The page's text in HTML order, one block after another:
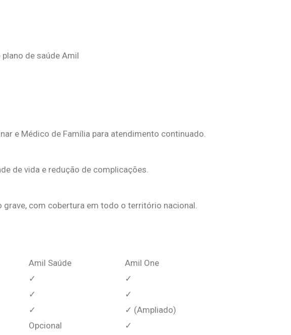
e Médico de Família para atendimento continuado.
de vida e redução de complicações.
com cobertura em todo o território nacional.
Amil Saúde
Amil One
✓
✓
✓
✓
✓
✓ (Ampliado)
Opcional
✓